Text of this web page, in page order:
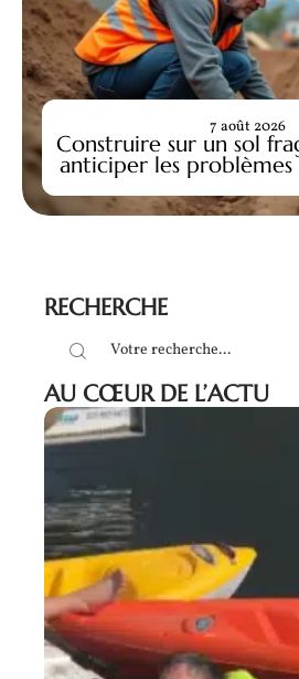
Construire sur un sol
anticiper les
7 août 2026
RECHERCHE
AU CŒUR DE L’ACTU